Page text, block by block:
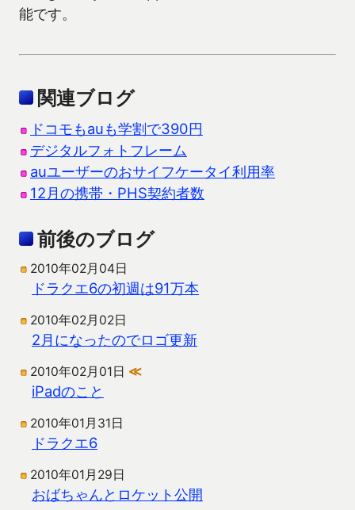
能です。
関連ブログ
ドコモもauも学割で390円
デジタルフォトフレーム
auユーザーのおサイフケータイ利用率
12月の携帯・PHS契約者数
前後のブログ
2010年02月04日
ドラクエ6の初週は91万本
2010年02月02日
2月になったのでロゴ更新
2010年02月01日 ≪
iPadのこと
2010年01月31日
ドラクエ6
2010年01月29日
おばちゃんとロケット公開